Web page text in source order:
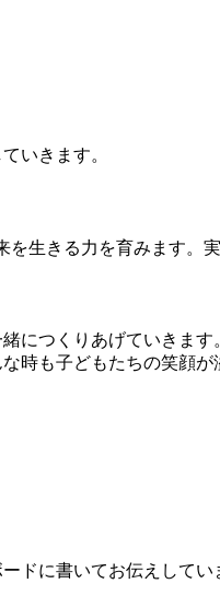
いきます。
生きる力を育みます。
につくりあげていきま
時も子どもたちの笑顔が
ドに書いてお伝えして